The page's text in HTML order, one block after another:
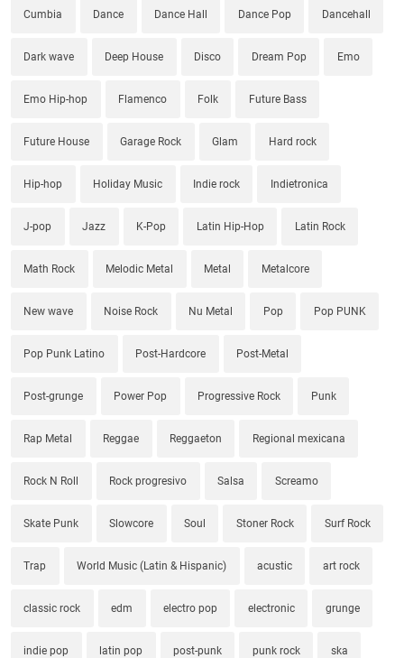
Cumbia Dance Dance Hall Dance Pop Dancehall
Dark wave Deep House Disco Dream Pop Emo
Emo Hip-hop Flamenco Folk Future Bass
Future House Garage Rock Glam Hard rock
Hip-hop Holiday Music Indie rock Indietronica
J-pop Jazz K-Pop Latin Hip-Hop Latin Rock
Math Rock Melodic Metal Metal Metalcore
New wave Noise Rock Nu Metal Pop Pop PUNK
Pop Punk Latino Post-Hardcore Post-Metal
Post-grunge Power Pop Progressive Rock Punk
Rap Metal Reggae Reggaeton Regional mexicana
Rock N Roll Rock progresivo Salsa Screamo
Skate Punk Slowcore Soul Stoner Rock Surf Rock
Trap World Music (Latin & Hispanic) acustic art rock
classic rock edm electro pop electronic grunge
indie pop latin pop post-punk punk rock ska